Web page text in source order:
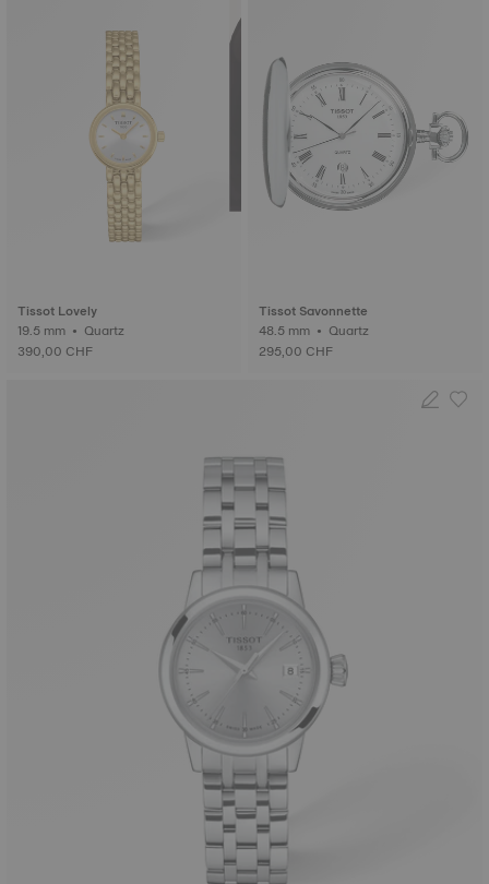
Tissot Lovely
19.5 mm • Quartz
390,00 CHF
Tissot Savonnette
48.5 mm • Quartz
295,00 CHF